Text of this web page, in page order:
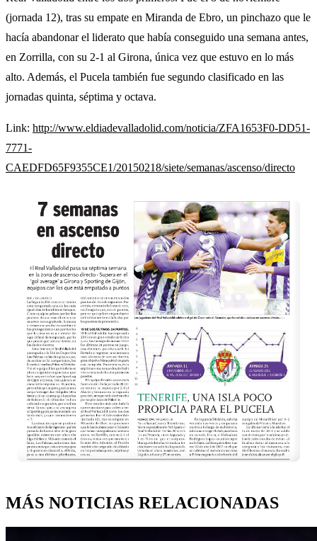
(jornada 12), tras su empate en Miranda de Ebro, un pinchazo que le
hacía abandonar el liderato que había conseguido una semana antes,
en Zorrilla, con su 2-1 al Girona, única vez que estuvo en lo más
alto. Además, el Pucela también fue segundo clasificado en las
jornadas quinta, séptima y octava.
Link: http://www.eldiadevalladolid.com/noticia/ZFA1653F0-DD51-
7771-
CAEDFD65F9355CE1/20150218/siete/semanas/ascenso/directo
MÁS NOTICIAS RELACIONADAS